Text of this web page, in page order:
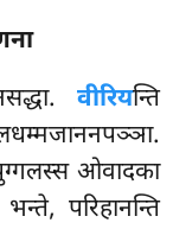
वीरियन्ति
ओवादका
परिहानन्ति